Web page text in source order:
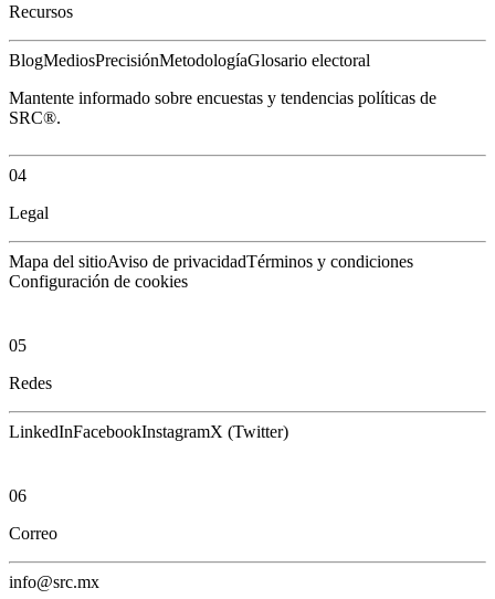
Recursos
BlogMediosPrecisiónMetodologíaGlosario electoral
Mantente informado sobre encuestas y tendencias políticas de
SRC®.
04
Legal
Mapa del sitioAviso de privacidadTérminos y condiciones
Configuración de cookies
05
Redes
LinkedInFacebookInstagramX (Twitter)
06
Correo
info@src.mx